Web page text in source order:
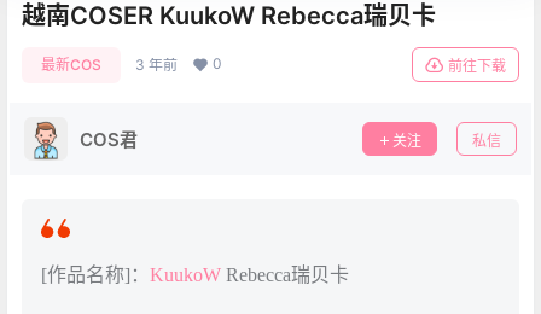
越南COSER KuukoW Rebecca瑞贝卡
最新COS 3 年前 0 前往下载
COS君 关注 私信
[作品名称]： KuukoW Rebecca瑞贝卡